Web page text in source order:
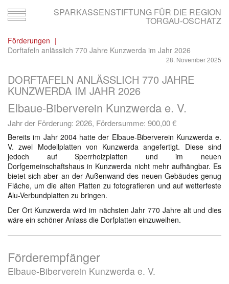
Toggle
navigation
SPARKASSENSTIFTUNG FÜR DIE REGION
TORGAU-OSCHATZ
Förderungen
Dorftafeln anlässlich 770 Jahre Kunzwerda im Jahr 2026
28. November 2025
DORFTAFELN ANLÄSSLICH 770 JAHRE
KUNZWERDA IM JAHR 2026
Elbaue-Biberverein Kunzwerda e. V.
Jahr der Förderung: 2026, Fördersumme: 900,00 €
Bereits im Jahr 2004 hatte der Elbaue-Biberverein Kunzwerda e.
V. zwei Modellplatten von Kunzwerda angefertigt. Diese sind
jedoch auf Sperrholzplatten und im neuen
Dorfgemeinschaftshaus in Kunzwerda nicht mehr aufhängbar. Es
bietet sich aber an der Außenwand des neuen Gebäudes genug
Fläche, um die alten Platten zu fotografieren und auf wetterfeste
Alu-Verbundplatten zu bringen.
Der Ort Kunzwerda wird im nächsten Jahr 770 Jahre alt und dies
wäre ein schöner Anlass die Dorfplatten einzuweihen.
Förderempfänger
Elbaue-Biberverein Kunzwerda e. V.